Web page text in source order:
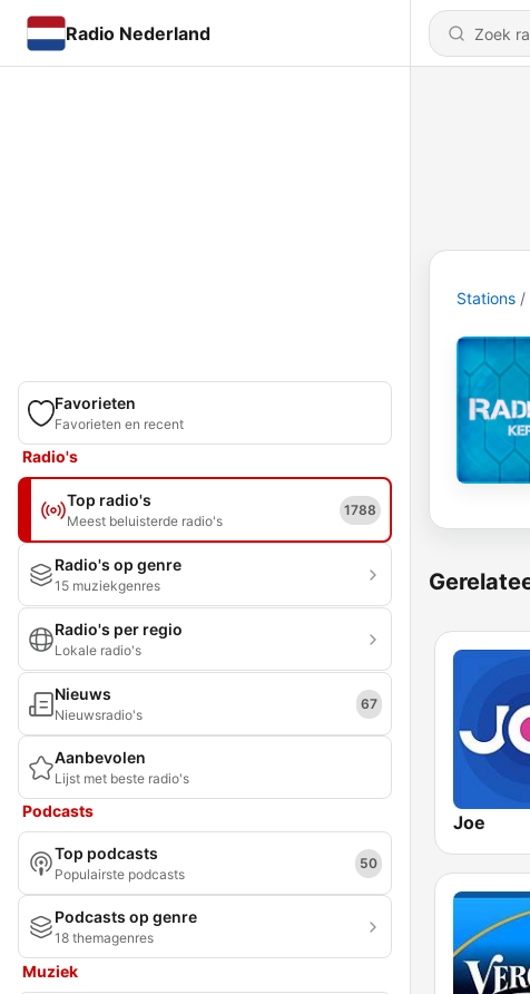
Radio Nederland
Favorieten
Favorieten en recent
Radio's
Top radio's
Meest beluisterde radio's
1788
Radio's op genre
15 muziekgenres
Radio's per regio
Lokale radio's
Nieuws
Nieuwsradio's
67
Aanbevolen
Lijst met beste radio's
Podcasts
Top podcasts
Populairste podcasts
50
Podcasts op genre
18 themagenres
Muziek
Stations
Joe